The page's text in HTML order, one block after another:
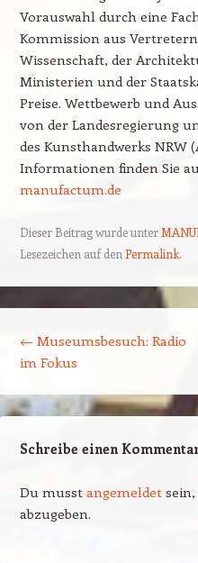
Vorauswahl durch eine
Kommission aus
Wissenschaft, der
Ministerien und der
Preise. Wettbewerb und
von der Landesregierung
des Kunsthandwerks NRW
Informationen finden Sie
manufactum.de
Dieser Beitrag wurde unter
Lesezeichen auf den Permalink.
← Museumsbesuch: Radio
im Fokus
Schreibe einen
Du musst angemeldetsein,
abzugeben.